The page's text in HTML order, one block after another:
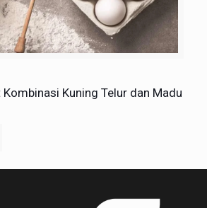
Kuning Telur dan Madu